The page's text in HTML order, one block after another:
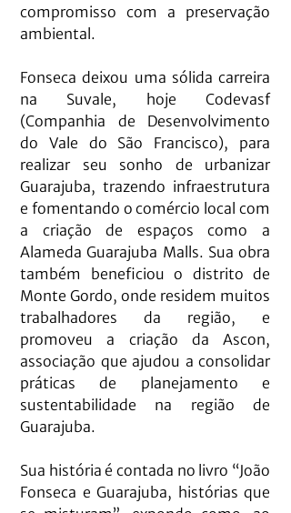
compromisso com a preservação
ambiental.
Fonseca deixou uma sólida carreira
na Suvale, hoje Codevasf
(Companhia de Desenvolvimento
do Vale do São Francisco), para
realizar seu sonho de urbanizar
Guarajuba, trazendo infraestrutura
e fomentando o comércio local com
a criação de espaços como a
Alameda Guarajuba Malls. Sua obra
também beneficiou o distrito de
Monte Gordo, onde residem muitos
trabalhadores da região, e
promoveu a criação da Ascon,
associação que ajudou a consolidar
práticas de planejamento e
sustentabilidade na região de
Guarajuba.
Sua história é contada no livro “João
Fonseca e Guarajuba, histórias que